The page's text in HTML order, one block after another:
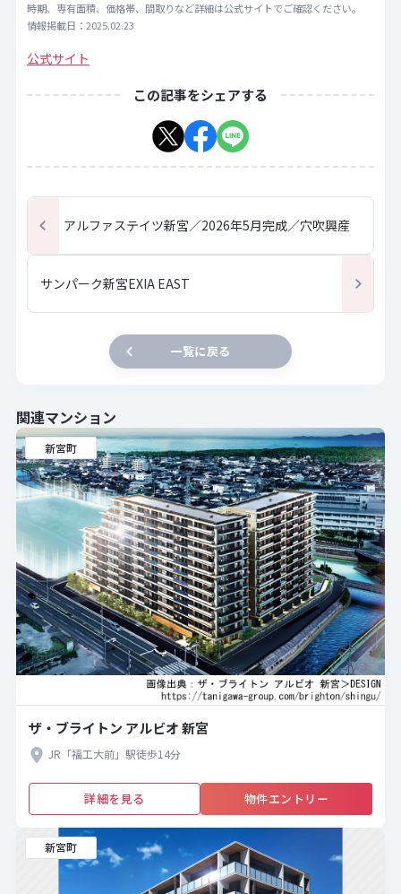
時期、専有面積、価格帯、間取りなど詳細は公式サイトでご確認ください。
情報掲載日：2025.02.23
公式サイト
この記事をシェアする
アルファステイツ新宮／2026年5月完成／穴吹興産
サンパーク新宮EXIA EAST
一覧に戻る
関連マンション
新宮町
ザ・ブライトン アルビオ 新宮
JR「福工大前」駅徒歩14分
詳細を見る 物件エントリー
新宮町